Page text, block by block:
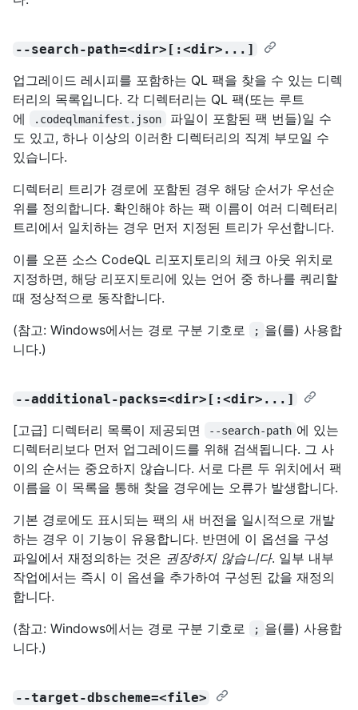
--search-path=<dir>[:<dir>...]
업그레이드 레시피를 포함하는 QL 팩을 찾을 수 있는 디렉
터리의 목록입니다. 각 디렉터리는 QL 팩(또는 루트
에
.codeqlmanifest.json
파일이 포함된 팩 번들)일 수
도 있고, 하나 이상의 이러한 디렉터리의 직계 부모일 수
있습니다.
디렉터리 트리가 경로에 포함된 경우 해당 순서가 우선순
위를 정의합니다. 확인해야 하는 팩 이름이 여러 디렉터리
트리에서 일치하는 경우 먼저 지정된 트리가 우선합니다.
이를 오픈 소스 CodeQL 리포지토리의 체크 아웃 위치로
지정하면, 해당 리포지토리에 있는 언어 중 하나를 쿼리할
때 정상적으로 동작합니다.
(참고: Windows에서는 경로 구분 기호로
; 을(를) 사용합
니다.)
--additional-packs=<dir>[:<dir>...]
[고급] 디렉터리 목록이 제공되면 --search-path 에 있는
디렉터리보다 먼저 업그레이드를 위해 검색됩니다. 그 사
이의 순서는 중요하지 않습니다. 서로 다른 두 위치에서 팩
이름을 이 목록을 통해 찾을 경우에는 오류가 발생합니다.
기본 경로에도 표시되는 팩의 새 버전을 일시적으로 개발
하는 경우 이 기능이 유용합니다. 반면에 이 옵션을 구성
파일에서 재정의하는 것은 권장하지 않습니다. 일부 내부
작업에서는 즉시 이 옵션을 추가하여 구성된 값을 재정의
합니다.
(참고: Windows에서는 경로 구분 기호로
; 을(를) 사용합
니다.)
--target-dbscheme=<file>